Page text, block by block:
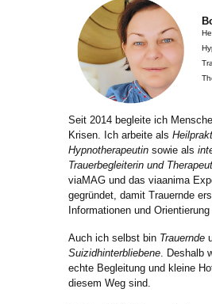
Seit 2014 begleite ich
Krisen. Ich arbeite als
Hypnotherapeutin sowie als
Trauerbegleiterin und
viaMAG und das viaanima
gegründet, damit Trauernde
Informationen und
Auch ich selbst bin Trauernde
Suizidhinterbliebene. Deshalb
echte Begleitung und kleine
diesem Weg sind.